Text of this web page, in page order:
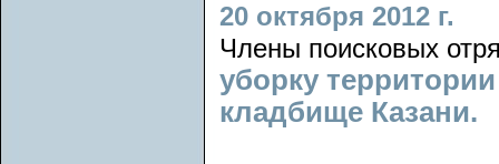
20 октября 2012 г.
Члены поисковых
уборку
кладбище Казани.